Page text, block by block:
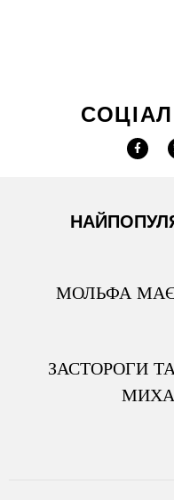
МОЛЬФА
ЗАСТОРОГИ